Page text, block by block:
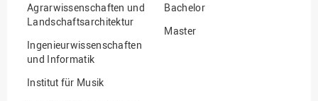
Agrarwissenschaften und
Landschaftsarchitektur
Ingenieurwissenschaften
und Informatik
Institut für Musik
Bachelor
Master